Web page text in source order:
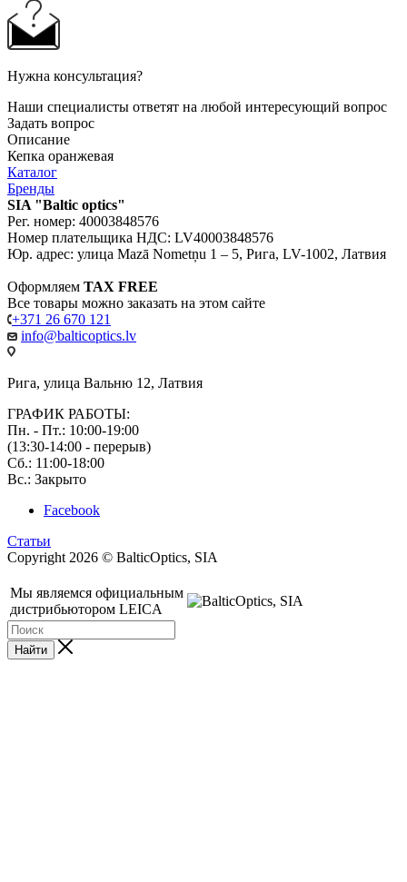
Нужна консультация?
Наши специалисты ответят на любой интересующий вопрос
Задать вопрос
Описание
Кепка оранжевая
Каталог
Бренды
SIA "Baltic optics"
Рег. номер: 40003848576
Номер плательщика НДС: LV40003848576
Юр. адрес: улица Mazā Nometņu 1 – 5, Рига, LV-1002, Латвия
Оформляем TAX FREE
Все товары можно заказать на этом сайте
+371 26 670 121
info@balticoptics.lv
Рига, улица Вальню 12, Латвия
ГРАФИК РАБОТЫ:
Пн. - Пт.: 10:00-19:00
(13:30-14:00 - перерыв)
Сб.: 11:00-18:00
Вс.: Закрыто
Facebook
Статьи
Copyright 2026 © BalticOptics, SIA
Мы являемся официальным
дистрибьютором LEICA
Найти